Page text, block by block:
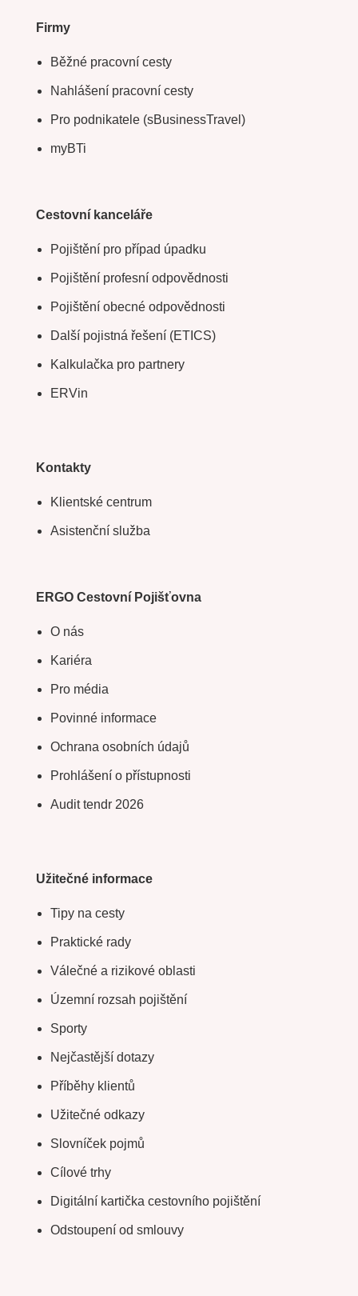
Firmy
Běžné pracovní cesty
Nahlášení pracovní cesty
Pro podnikatele (sBusinessTravel)
myBTi
Cestovní kanceláře
Pojištění pro případ úpadku
Pojištění profesní odpovědnosti
Pojištění obecné odpovědnosti
Další pojistná řešení (ETICS)
Kalkulačka pro partnery
ERVin
Kontakty
Klientské centrum
Asistenční služba
ERGO Cestovní Pojišťovna
O nás
Kariéra
Pro média
Povinné informace
Ochrana osobních údajů
Prohlášení o přístupnosti
Audit tendr 2026
Užitečné informace
Tipy na cesty
Praktické rady
Válečné a rizikové oblasti
Územní rozsah pojištění
Sporty
Nejčastější dotazy
Příběhy klientů
Užitečné odkazy
Slovníček pojmů
Cílové trhy
Digitální kartička cestovního pojištění
Odstoupení od smlouvy